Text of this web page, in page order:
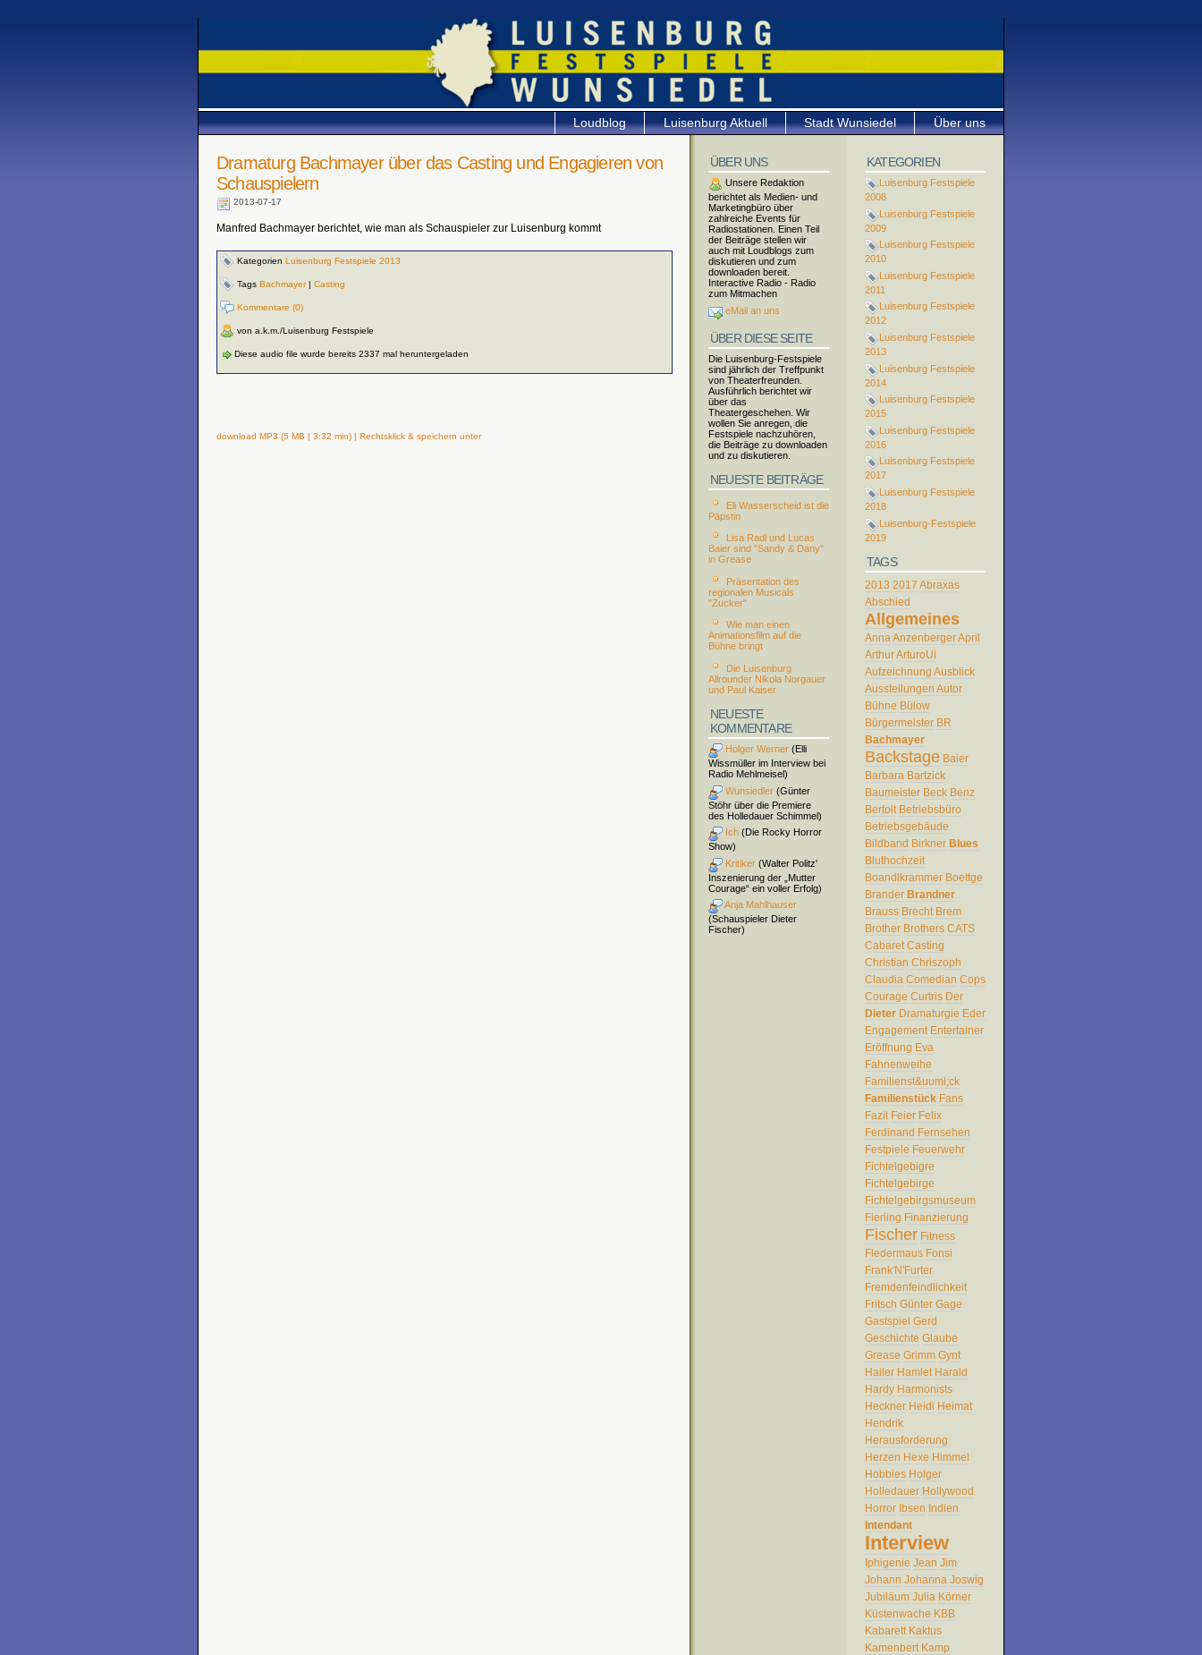
Über uns
Stadt Wunsiedel
Luisenburg Aktuell
Loudblog
Dramaturg Bachmayer über das Casting und Engagieren von
Schauspielern
2013-07-17
Manfred Bachmayer berichtet, wie man als Schauspieler zur Luisenburg kommt
Kategorien Luisenburg Festspiele 2013
Tags Bachmayer| Casting
Kommentare (0)
von a.k.m./Luisenburg Festspiele
Diese audio file wurde bereits 2337 mal heruntergeladen
download MP3 (5 MB | 3:32 min) | Rechtsklick & speichern unter
KATEGORIEN
Luisenburg Festspiele
2008
Luisenburg Festspiele
2009
Luisenburg Festspiele
2010
Luisenburg Festspiele
2011
Luisenburg Festspiele
2012
Luisenburg Festspiele
2013
Luisenburg Festspiele
2014
Luisenburg Festspiele
2015
Luisenburg Festspiele
2016
Luisenburg Festspiele
2017
Luisenburg Festspiele
2018
Luisenburg-Festspiele
2019
TAGS
2013 2017 Abraxas
Abschied
Allgemeines
Anna AnzenbergerApril
ArthurArturoUi
Aufzeichnung Ausblick
Ausstellungen Autor
Bühne Bülow
Bürgermeister BR
Bachmayer
Backstage Baier
Barbara Bartzick
Baumeister Beck Benz
Bertolt Betriebsbüro
Betriebsgebäude
Bildband Birkner Blues
Bluthochzeit
Boandlkrammer Boettge
Brander Brandner
Brauss Brecht Brem
Brother Brothers CATS
Cabaret Casting
Christian Chriszoph
Claudia Comedian Cops
Courage Curtris Der
Dieter Dramaturgie Eder
Engagement Entertainer
Eröffnung Eva
Fahnenweihe
Familienst&uuml;ck
Familienstück Fans
Fazit Feier Felix
Ferdinand Fernsehen
Festpiele Feuerwehr
Fichtelgebigre
Fichtelgebirge
Fichtelgebirgsmuseum
Fierling Finanzierung
Fischer Fitness
Fledermaus Fonsi
Frank'N'Furter
Fremdenfeindlichkeit
Fritsch Günter Gage
Gastspiel Gerd
Geschichte Glaube
Grease Grimm Gynt
Hailer Hamlet Harald
Hardy Harmonists
Heckner Heidi Heimat
Hendrik
Herausforderung
Herzen Hexe Himmel
Hobbies Holger
Holledauer Hollywood
Horror Ibsen Indien
Intendant
Interview
Iphigenie Jean Jim
Johann Johanna Joswig
Jubiläum Julia Körner
Küstenwache KBB
Kabarett Kaktus
Kamenbert Kamp
ÜBER UNS
Unsere Redaktion
berichtet als Medien- und
Marketingbüro über
zahlreiche Events für
Radiostationen. Einen Teil
der Beiträge stellen wir
auch mit Loudblogs zum
diskutieren und zum
downloaden bereit.
Interactive Radio - Radio
zum Mitmachen
eMail an uns
ÜBER DIESE SEITE
Die Luisenburg-Festspiele
sind jährlich der Treffpunkt
von Theaterfreunden.
Ausführlich berichtet wir
über das
Theatergeschehen. Wir
wollen Sie anregen, die
Festspiele nachzuhören,
die Beiträge zu downloaden
und zu diskutieren.
NEUESTE BEITRÄGE
Eli Wasserscheid ist die
Päpstin
Lisa Radl und Lucas
Baier sind "Sandy & Dany"
in Grease
Präsentation des
regionalen Musicals
"Zucker"
Wie man einen
Animationsfilm auf die
Bühne bringt
Die Luisenburg
Allrounder Nikola Norgauer
und Paul Kaiser
NEUESTE
KOMMENTARE
Holger Werner (Elli
Wissmüller im Interview bei
Radio Mehlmeisel)
Wunsiedler (Günter
Stöhr über die Premiere
des Holledauer Schimmel)
Ich (Die Rocky Horror
Show)
Kritiker (Walter Politz'
Inszenierung der „Mutter
Courage“ ein voller Erfolg)
Anja Mahlhauser
(Schauspieler Dieter
Fischer)